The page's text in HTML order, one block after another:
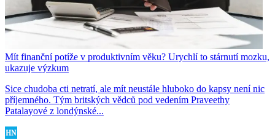
Mít finanční potíže v produktivním věku? Urychlí to stárnutí mozku,
ukazuje výzkum
Sice chudoba cti netratí, ale mít neustále hluboko do kapsy není nic
příjemného. Tým britských vědců pod vedením Praveethy
Patalayové z londýnské...